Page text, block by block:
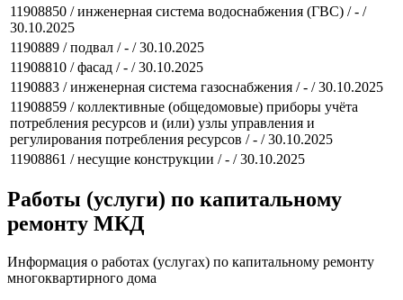
11908850 / инженерная система водоснабжения (ГВС) / - /
30.10.2025
1190889 / подвал / - / 30.10.2025
11908810 / фасад / - / 30.10.2025
1190883 / инженерная система газоснабжения / - / 30.10.2025
11908859 / коллективные (общедомовые) приборы учёта
потребления ресурсов и (или) узлы управления и
регулирования потребления ресурсов / - / 30.10.2025
11908861 / несущие конструкции / - / 30.10.2025
Работы (услуги) по капитальному
ремонту МКД
Информация о работах (услугах) по капитальному ремонту
многоквартирного дома